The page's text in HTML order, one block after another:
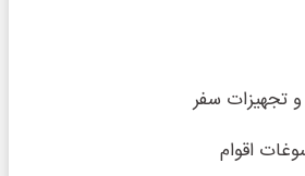
تجهیزات سفر
اقوام